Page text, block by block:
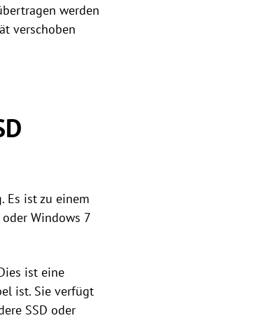
werden
verschoben
Es ist zu einem
Windows 7
ist eine
ist. Sie verfügt
SSD oder